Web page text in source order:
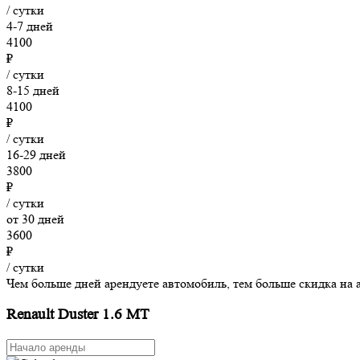
/ сутки
4-7 дней
4100
₽
/ сутки
8-15 дней
4100
₽
/ сутки
16-29 дней
3800
₽
/ сутки
от 30 дней
3600
₽
/ сутки
Чем больше дней арендуете автомобиль, тем больше скидка на
Renault Duster 1.6 MT